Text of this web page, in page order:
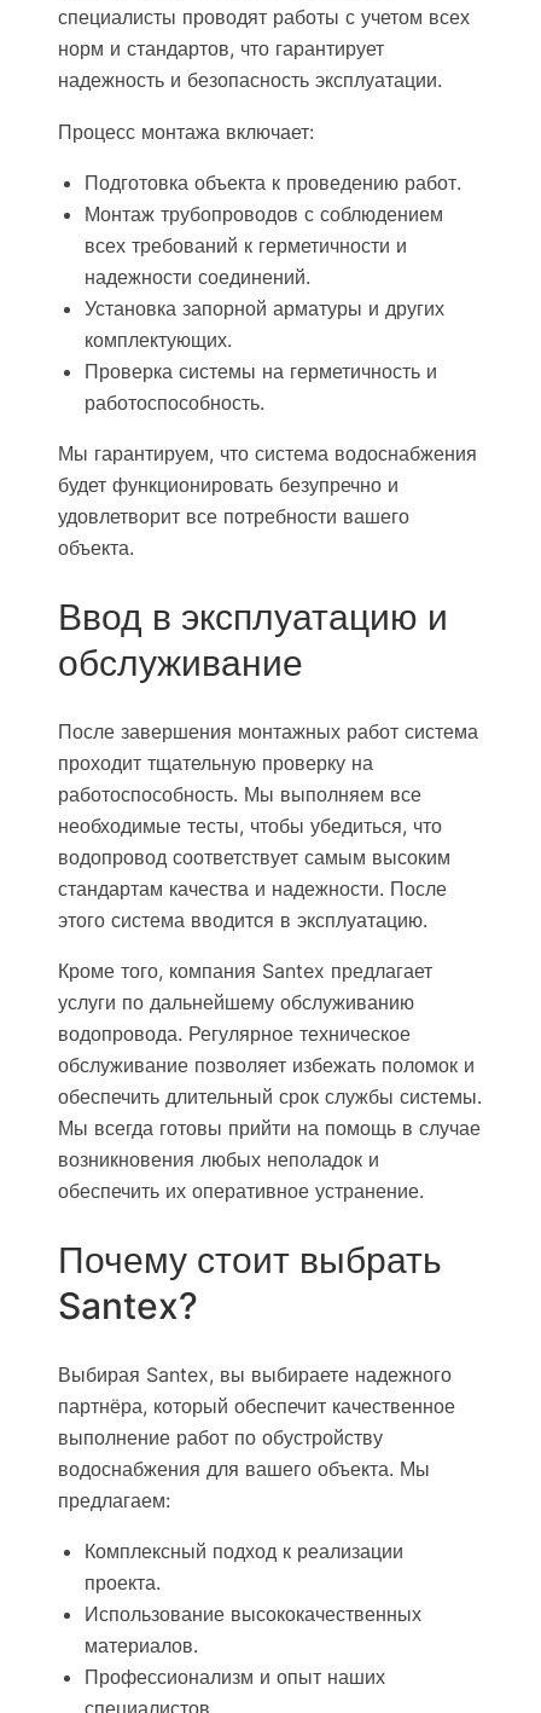
специалисты проводят работы с учетом всех
норм и стандартов, что гарантирует
надежность и безопасность эксплуатации.
Процесс монтажа включает:
Подготовка объекта к проведению работ.
Монтаж трубопроводов с соблюдением
всех требований к герметичности и
надежности соединений.
Установка запорной арматуры и других
комплектующих.
Проверка системы на герметичность и
работоспособность.
Мы гарантируем, что система водоснабжения
будет функционировать безупречно и
удовлетворит все потребности вашего
объекта.
Ввод в эксплуатацию и
обслуживание
После завершения монтажных работ система
проходит тщательную проверку на
работоспособность. Мы выполняем все
необходимые тесты, чтобы убедиться, что
водопровод соответствует самым высоким
стандартам качества и надежности. После
этого система вводится в эксплуатацию.
Кроме того, компания Santex предлагает
услуги по дальнейшему обслуживанию
водопровода. Регулярное техническое
обслуживание позволяет избежать поломок и
обеспечить длительный срок службы системы.
Мы всегда готовы прийти на помощь в случае
возникновения любых неполадок и
обеспечить их оперативное устранение.
Почему стоит выбрать
Santex?
Выбирая Santex, вы выбираете надежного
партнёра, который обеспечит качественное
выполнение работ по обустройству
водоснабжения для вашего объекта. Мы
предлагаем:
Комплексный подход к реализации
проекта.
Использование высококачественных
материалов.
Профессионализм и опыт наших
специалистов.